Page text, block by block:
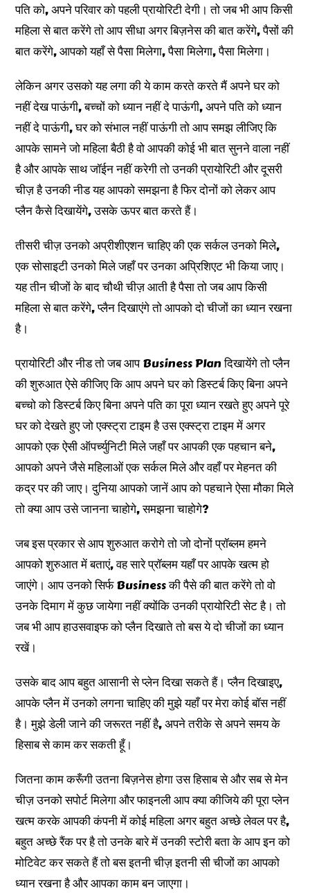
पति को, अपने परिवार को पहली प्रायोरिटी देगी। तो जब भी आप किसी
महिला से बात करेंगे तो आप सीधा अगर बिज़नेस की बात करेंगे, पैसों की
बात करेंगे, आपको यहाँ से पैसा मिलेगा, पैसा मिलेगा, पैसा मिलेगा।
लेकिन अगर उसको यह लगा की ये काम करते करते मैं अपने घर को
नहीं देख पाऊंगी, बच्चों को ध्यान नहीं दे पाऊंगी, अपने पति को ध्यान
नहीं दे पाऊंगी, घर को संभाल नहीं पाऊंगी तो आप समझ लीजिए कि
आपके सामने जो महिला बैठी है वो आपकी कोई भी बात सुनने वाला नहीं
है और आपके साथ जॉईन नहीं करेगी तो उनकी प्रायोरिटी और दूसरी
चीज़ है उनकी नीड यह आपको समझना है फिर दोनों को लेकर आप
प्लैन कैसे दिखायेंगे, उसके ऊपर बात करते हैं।
तीसरी चीज़ उनको अप्रीशीएशन चाहिए की एक सर्कल उनको मिले,
एक सोसाइटी उनको मिले जहाँ पर उनका अप्रिशिएट भी किया जाए।
यह तीन चीजों के बाद चौथी चीज़ आती है पैसा तो जब आप किसी
महिला से बात करेंगे, प्लैन दिखाएंगे तो आपको दो चीजों का ध्यान रखना
है।
प्रायोरिटी और नीड तो जब आप Business Plan दिखायेंगे तो प्लैन
की शुरुआत ऐसे कीजिए कि आप अपने घर को डिस्टर्ब किए बिना अपने
बच्चो को डिस्टर्ब किए बिना अपने पति का पूरा ध्यान रखते हुए अपने पूरे
घर को देखते हुए जो एक्स्ट्रा टाइम है उस एक्स्ट्रा टाइम में अगर
आपको एक ऐसी ऑपर्च्युनिटी मिले जहाँ पर आपकी एक पहचान बने,
आपको अपने जैसे महिलाओं एक सर्कल मिले और वहाँ पर मेहनत की
कद्र पर की जाए। दुनिया आपको जानें आप को पहचाने ऐसा मौका मिले
तो क्या आप उसे जानना चाहोगे, समझना चाहोगे?
जब इस प्रकार से आप शुरुआत करोगे तो जो दोनों प्रॉब्लम हमने
आपको शुरुआत में बताएं, वह सारे प्रॉब्लम यहाँ पर आपके खत्म हो
जाएंगे। आप उनको सिर्फ Business की पैसे की बात करेंगे तो वो
उनके दिमाग में कुछ जायेगा नहीं क्योंकि उनकी प्रायोरिटी सेट है। तो
जब भी आप हाउसवाइफ को प्लैन दिखाते तो बस ये दो चीजों का ध्यान
रखें।
उसके बाद आप बहुत आसानी से प्लेन दिखा सकते हैं। प्लैन दिखाइए,
आपके प्लैन में उनको लगना चाहिए की मुझे यहाँ पर मेरा कोई बॉस नहीं
है। मुझे डेली जाने की जरूरत नहीं है, अपने तरीके से अपने समय के
हिसाब से काम कर सकती हूँ।
जितना काम करूँगी उतना बिज़नेस होगा उस हिसाब से और सब से मेन
चीज़ उनको सपोर्ट मिलेगा और फाइनली आप क्या कीजिये की पूरा प्लेन
खत्म करके आपकी कंपनी में कोई महिला अगर बहुत अच्छे लेवल पर है,
बहुत अच्छे रैंक पर है तो उनके बारे में उनकी स्टोरी बता के आप इन को
मोटिवेट कर सकते हैं तो बस इतनी चीज़ इतनी सी चीजों का आपको
ध्यान रखना है और आपका काम बन जाएगा।